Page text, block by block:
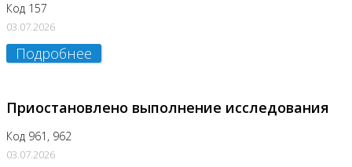
Код 157
03.07.2026
Подробнее
Приостановлено выполнение исследования
Код 961, 962
03.07.2026